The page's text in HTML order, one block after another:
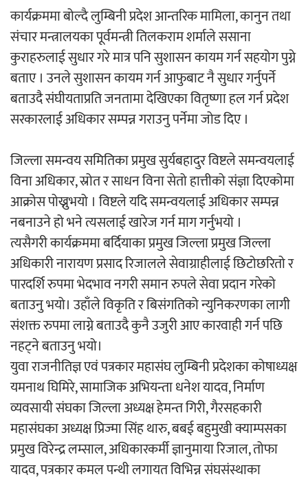
‘दुर्गा’ निर्माण गर्दै सम्राट
चलचित्र ‘माया भनेकै यस्तो होला’को शीर्ष गीत
कार्यक्रममा बोल्दै लुम्बिनी प्रदेश आन्तरिक मामिला, कानुन तथा
संचार मन्त्रालयका पूर्वमन्त्री तिलकराम शर्माले ससाना
कुराहरुलाई सुधार गरे मात्र पनि सुशासन कायम गर्न सहयोग पुग्ने
बताए । उनले सुशासन कायम गर्न आफुबाट नै सुधार गर्नुपर्ने
बताउदै संघीयताप्रति जनतामा देखिएका वितृष्णा हल गर्न प्रदेश
सरकारलाई अधिकार सम्पन्न गराउनु पर्नेमा जोड दिए ।
जिल्ला समन्वय समितिका प्रमुख सुर्यबहादुर विष्टले समन्वयलाई
विना अधिकार, स्रोत र साधन विना सेतो हात्तीको संज्ञा दिएकोमा
आक्रोस पोख्नुभयो । विष्टले यदि समन्वयलाई अधिकार सम्पन्न
नबनाउने हो भने त्यसलाई खारेज गर्न माग गर्नुभयो ।
त्यसैगरी कार्यक्रममा बर्दियाका प्रमुख जिल्ला प्रमुख जिल्ला
अधिकारी नारायण प्रसाद रिजालले सेवाग्राहीलाई छिटोछरितो र
पारदर्शि रुपमा भेदभाव नगरी समान रुपले सेवा प्रदान गरेको
बताउनु भयो। उहाँले विकृति र बिसंगतिको न्युनिकरणका लागी
संशक्त रुपमा लाग्ने बताउदै कुनै उजुरी आए कारवाही गर्न पछि
नहट्ने बताउनु भयो।
युवा राजनीतिज्ञ एवं पत्रकार महासंघ लुम्बिनी प्रदेशका कोषाध्यक्ष
यमनाथ घिमिरे, सामाजिक अभियन्ता धनेश यादव, निर्माण
व्यवसायी संघका जिल्ला अध्यक्ष हेमन्त गिरी, गैरसहकारी
महासंघका अध्यक्ष प्रिज्मा सिंह थारु, बबई बहुमुखी क्याम्पसका
प्रमुख विरेन्द्र लम्साल, अधिकारकर्मी ज्ञानुमाया रिजाल, तोफा
यादव, पत्रकार कमल पन्थी लगायत विभिन्न संघसंस्थाका